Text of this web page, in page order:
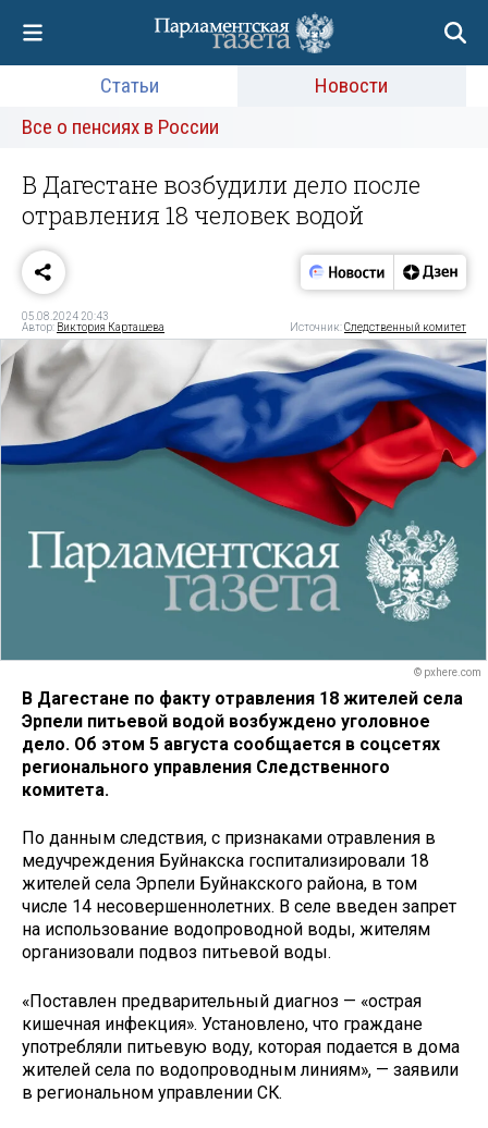
Статьи
Новости
Все о пенсиях в России
В Дагестане возбудили дело после
отравления 18 человек водой
05.08.2024 20:43
Автор: Виктория Карташева Источник:Следственный комитет
© pxhere.com
В Дагестане по факту отравления 18 жителей села
Эрпели питьевой водой возбуждено уголовное
дело. Об этом 5 августа сообщается в соцсетях
регионального управления Следственного
комитета.
По данным следствия, с признаками отравления в
медучреждения Буйнакска госпитализировали 18
жителей села Эрпели Буйнакского района, в том
числе 14 несовершеннолетних. В селе введен запрет
на использование водопроводной воды, жителям
организовали подвоз питьевой воды.
«Поставлен предварительный диагноз — «острая
кишечная инфекция». Установлено, что граждане
употребляли питьевую воду, которая подается в дома
жителей села по водопроводным линиям», — заявили
в региональном управлении СК.